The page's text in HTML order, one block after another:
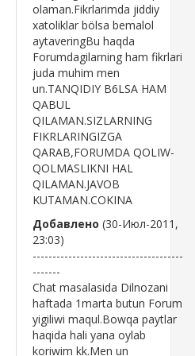
olaman.Fikrlarimda jiddiy
xatoliklar bölsa bemalol
aytaveringBu haqda
Forumdagilarning ham fikrlari
juda muhim men
un.TANQIDIY B6LSA HAM
QABUL
QILAMAN.SIZLARNING
FIKRLARINGIZGA
QARAB,FORUMDA QOLIW-
QOLMASLIKNI HAL
QILAMAN.JAVOB
KUTAMAN.COKINA
Добавлено (30-Июл-2011,
23:03)
--------------------------------------
-------
Chat masalasida Dilnozani
haftada 1marta butun Forum
yigiliwi maqul.Bowqa paytlar
haqida hali yana oylab
koriwim kk.Men un